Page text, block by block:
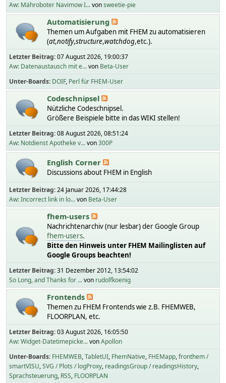
Aw: Mähroboter Navimow I...vonsweetie-pie
Automatisierung
Themen um Aufgaben mit FHEM zu automatisieren
(at,notify,structure,watchdog,etc.).
Letzter Beitrag:07 August 2026, 19:00:37
Aw: Datenaustausch mit e...von Beta-User
Unter-Boards DOIF Perl für FHEM-User
Codeschnipsel
Nützliche Codeschnipsel.
Größere Beispiele bitte in das WIKI stellen!
Letzter Beitrag:08 August 2026, 08:51:24
Aw: Notdienst Apotheke v...von300P
English Corner
Discussions about FHEM in English
Letzter Beitrag:24 Januar 2026, 17:44:28
Aw: Incorrect link in lo...von Beta-User
fhem-users
Nachrichtenarchiv (nur lesbar) der Google Group
fhem-users.
Bitte den Hinweis unter FHEM Mailinglisten auf
Google Groups beachten!
Letzter Beitrag:31 Dezember 2012, 13:54:02
So Long, and Thanks for ...von rudolfkoenig
Frontends
Themen zu FHEM Frontends wie z.B. FHEMWEB,
FLOORPLAN, etc.
Letzter Beitrag:03 August 2026, 16:05:50
Aw: Widget-Datetimepicke...vonApollon
Unter-Boards FHEMWEB TabletUI FhemNative FHEMapp fronthem /
smartVISU SVG / Plots / logProxy readingsGroup / readingsHistory
Sprachsteuerung RSS FLOORPLAN